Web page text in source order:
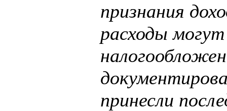
признания
расходы
принесли